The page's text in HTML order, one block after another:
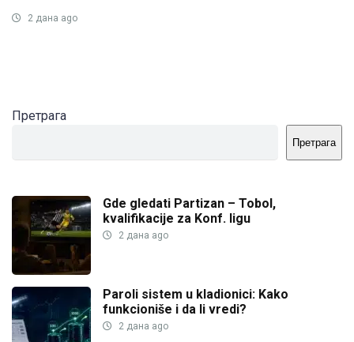
2 дана ago
Претрага
Претрага
Gde gledati Partizan – Tobol,
kvalifikacije za Konf. ligu
2 дана ago
Paroli sistem u kladionici: Kako
funkcioniše i da li vredi?
2 дана ago